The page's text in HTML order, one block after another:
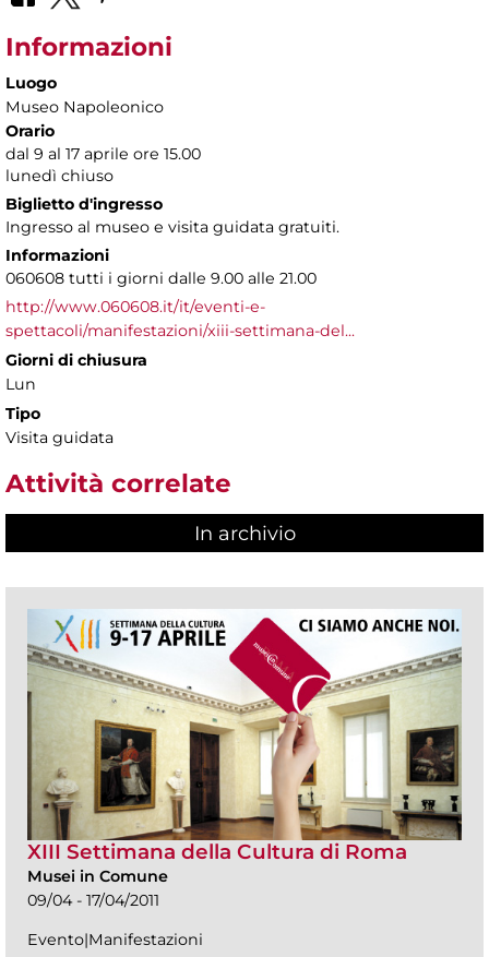
Informazioni
Luogo
Museo Napoleonico
Orario
dal 9 al 17 aprile ore 15.00
lunedì chiuso
Biglietto d'ingresso
Ingresso al museo e visita guidata gratuiti.
Informazioni
060608 tutti i giorni dalle 9.00 alle 21.00
http://www.060608.it/it/eventi-e-
spettacoli/manifestazioni/xiii-settimana-del...
Giorni di chiusura
Lun
Tipo
Visita guidata
Attività correlate
In archivio
XIII Settimana della Cultura di Roma
Musei in Comune
09/04 - 17/04/2011
Evento|Manifestazioni